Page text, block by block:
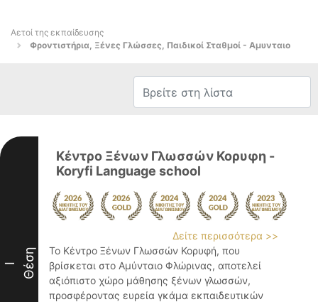
Αετοί της εκπαίδευσης
Φροντιστήρια, Ξένες Γλώσσες, Παιδικοί Σταθμοί - Αμυνταιο
I Θέση
Κέντρο Ξένων Γλωσσών Κορυφη -
Koryfi Language school
Δείτε περισσότερα >>
Το Κέντρο Ξένων Γλωσσών Κορυφή, που
βρίσκεται στο Αμύνταιο Φλώρινας, αποτελεί
αξιόπιστο χώρο μάθησης ξένων γλωσσών,
προσφέροντας ευρεία γκάμα εκπαιδευτικών